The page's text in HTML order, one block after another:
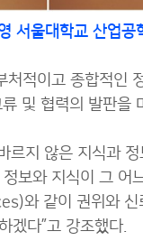
서울대학교 산업
적이고 종합적인
및 협력의 발판을
지 않은 지식과
보와 지식이 그
같이 권위와 신
겠다”고 강조했다.